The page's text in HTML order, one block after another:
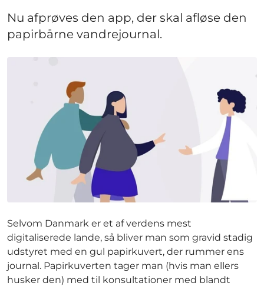
Nu afprøves den app, der skal afløse den
papirbårne vandrejournal.
Selvom Danmark er et af verdens mest
digitaliserede lande, så bliver man som gravid stadig
udstyret med en gul papirkuvert, der rummer ens
journal. Papirkuverten tager man (hvis man ellers
husker den) med til konsultationer med blandt